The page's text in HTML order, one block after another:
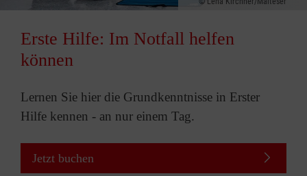
Erste Hilfe: Im Notfall helfen
können
Lernen Sie hier die Grundkenntnisse in Erster
Hilfe kennen - an nur einem Tag.
Jetzt buchen